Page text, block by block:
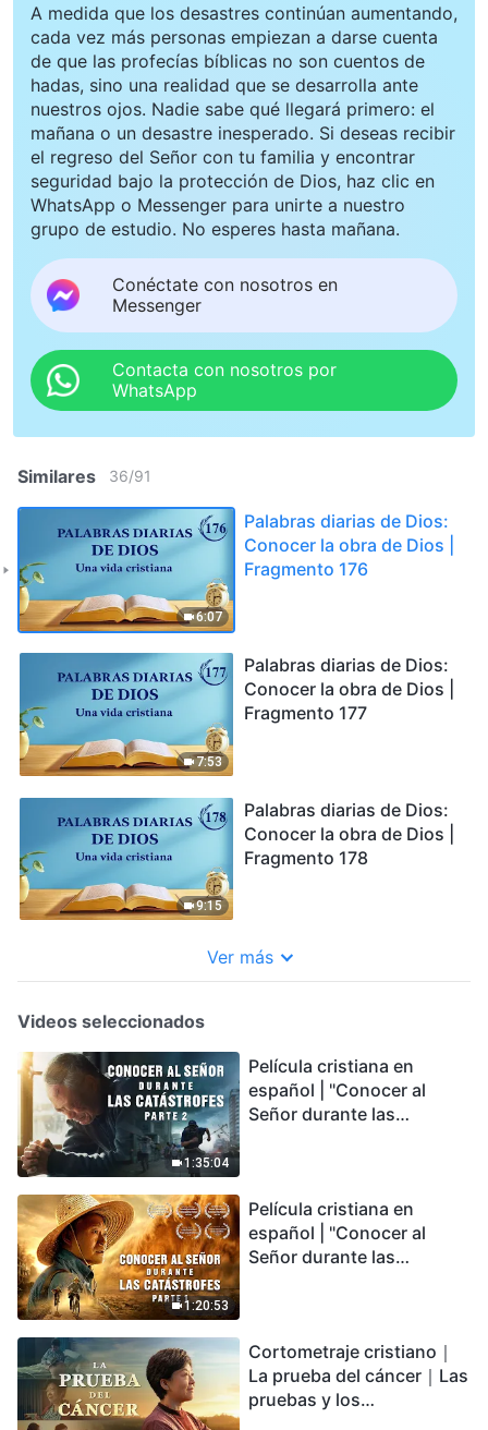
A medida que los desastres continúan aumentando,
cada vez más personas empiezan a darse cuenta
de que las profecías bíblicas no son cuentos de
hadas, sino una realidad que se desarrolla ante
nuestros ojos. Nadie sabe qué llegará primero: el
mañana o un desastre inesperado. Si deseas recibir
el regreso del Señor con tu familia y encontrar
seguridad bajo la protección de Dios, haz clic en
WhatsApp o Messenger para unirte a nuestro
grupo de estudio. No esperes hasta mañana.
Conéctate con nosotros en
Messenger
Contacta con nosotros por
WhatsApp
Similares 36/91
6:07
Palabras diarias de Dios:
Conocer la obra de Dios |
Fragmento 176
7:53
Palabras diarias de Dios:
Conocer la obra de Dios |
Fragmento 177
9:15
Palabras diarias de Dios:
Conocer la obra de Dios |
Fragmento 178
Ver más
Videos seleccionados
1:35:04
Película cristiana en
español | "Conocer al
Señor durante las
podemos sobrevivir?
1:20:53
Película cristiana en
español | "Conocer al
Señor durante las
encontrarás refugio?
Cortometraje cristiano｜
La prueba del cáncer｜Las
pruebas y los